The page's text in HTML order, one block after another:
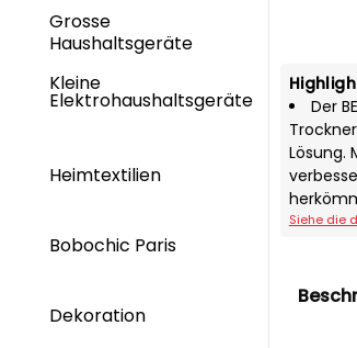
Grosse
Haushaltsgeräte
Kleine
Elektrohaushaltsgeräte
Heimtextilien
Bobochic Paris
Dekoration
Der
Lösung.
Siehe die